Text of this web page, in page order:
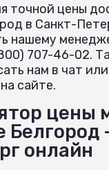
точной цены
в Санкт-
нашему
707-46-02.
нам в чат
сайте.
цены
Белгород
онлайн